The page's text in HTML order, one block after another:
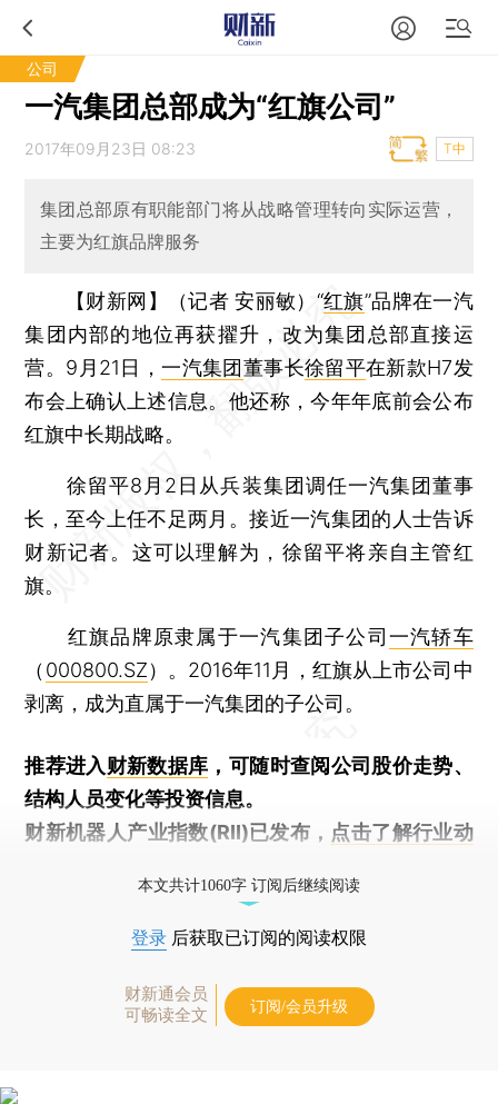
公司
一汽集团总部成为“红旗公司”
2017年09月23日 08:23 T中
集团总部原有职能部门将从战略管理转向实际运营，
主要为红旗品牌服务
【财新网】（记者 安丽敏） “红旗”品牌在一汽
集团内部的地位再获擢升，改为集团总部直接运
营。9月21日，一汽集团董事长徐留平在新款H7发
布会上确认上述信息。他还称，今年年底前会公布
红旗中长期战略。
徐留平8月2日从兵装集团调任一汽集团董事
长，至今上任不足两月。接近一汽集团的人士告诉
财新记者。这可以理解为，徐留平将亲自主管红
旗。
红旗品牌原隶属于一汽集团子公司 一汽轿车
（ 000800.SZ）。2016年11月，红旗从上市公司中
剥离，成为直属于一汽集团的子公司。
推荐进入财新数据库 ，可随时查阅公司股价走势、
结构人员变化等投资信息。
财新机器人产业指数(RII)已发布， 点击了解行业动
本文共计1060字 订阅后继续阅读
登录 后获取已订阅的阅读权限
财新通会员
可畅读全文
订阅/会员升级